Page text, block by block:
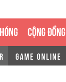
HÓNG CỘNG ĐỒNG
GAME ONLINE